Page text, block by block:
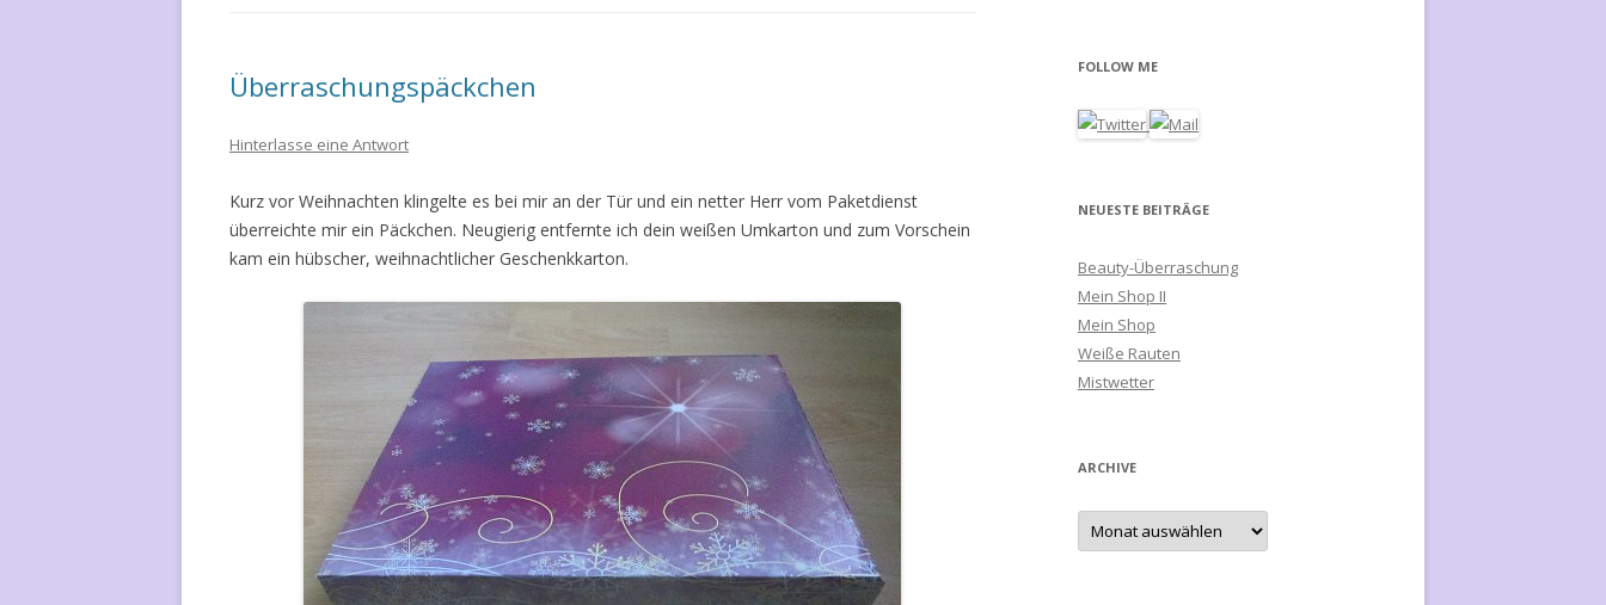
Überraschungspäckchen
Hinterlasse eine Antwort
Kurz vor Weihnachten klingelte es bei mir an der Tür und ein netter Herr vom Paketdienst
überreichte mir ein Päckchen. Neugierig entfernte ich dein weißen Umkarton und zum Vorschein
kam ein hübscher, weihnachtlicher Geschenkkarton.
h
n
a
h
FOLLOW ME
NEUESTE BEITRÄGE
Beauty-Überraschung
Mein Shop II
Mein Shop
Weiße Rauten
Mistwetter
ARCHIVE
A
c